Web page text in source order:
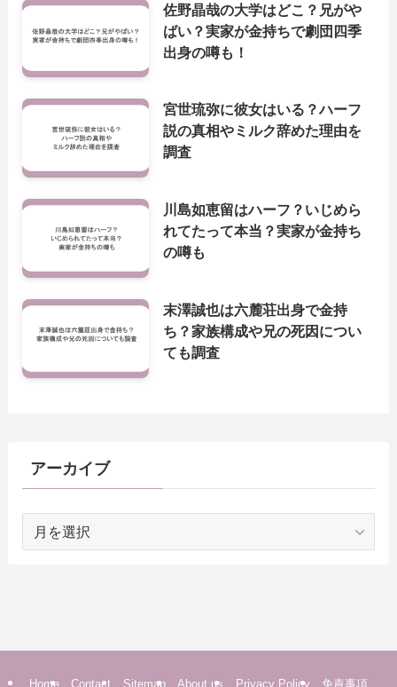
佐野晶哉の大学はどこ？兄がや
ばい？実家が金持ちで劇団四季
出身の噂も！
宮世琉弥に彼女はいる？ハーフ
説の真相やミルク辞めた理由を
調査
川島如恵留はハーフ？いじめら
れてたって本当？実家が金持ち
の噂も
末澤誠也は六麓荘出身で金持
ち？家族構成や兄の死因につい
ても調査
アーカイブ
Home Contact Sitemap About us Privacy Policy 免責事項